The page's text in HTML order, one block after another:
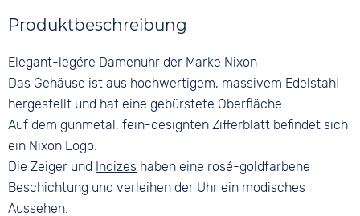
Glas
Farbe
Silber
Anthrazit
Ziffern
Arabisch
Edelstahl
Farbe
Silber
Bandschließe
Faltschließe
Produktbeschreibung
Elegant-legére Damenuhr der Marke Nixon
Das Gehäuse ist aus hochwertigem, massivem Edelstahl
hergestellt und hat eine gebürstete Oberfläche.
Auf dem gunmetal, fein-designten Zifferblatt befindet sich
ein Nixon Logo.
Die Zeiger und Indizes haben eine rosé-goldfarbene
Beschichtung und verleihen der Uhr ein modisches
Aussehen.